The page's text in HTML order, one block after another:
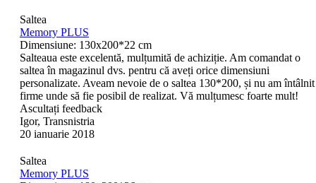
Saltea
Memory PLUS
Dimensiune: 130х200*22 cm
Salteaua este excelentă, mulțumită de achiziție. Am comandat o
saltea în magazinul dvs. pentru că aveți orice dimensiuni
personalizate. Aveam nevoie de o saltea 130*200, și nu am întâlnit
firme unde să fie posibil de realizat. Vă mulțumesc foarte mult!
Ascultați feedback
Igor, Transnistria
20 ianuarie 2018
Saltea
Memory PLUS